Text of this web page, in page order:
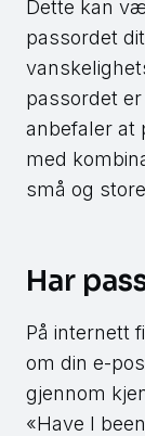
Dette kan
passordet
passordet
anbefaler at
med
små og
Har
På internett
om din e-
gjennom
«Have I